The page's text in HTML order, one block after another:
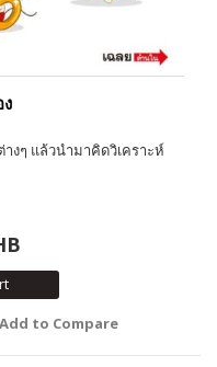
งๆ แล้วนำมาคิดวิเคราะห์
Add to Compare